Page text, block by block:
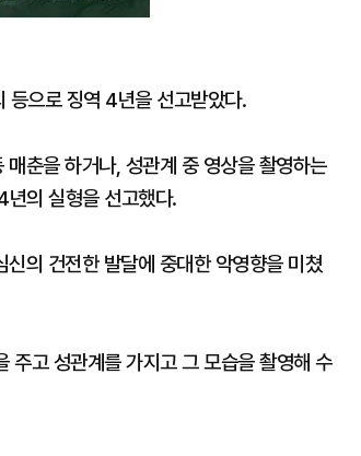
등으로 징역 4년을 선고받았다.
춘을 하거나, 성관계 중 영상을 촬영하는
의 실형을 선고했다.
의 건전한 발달에 중대한 악영향을 미쳤
주고 성관계를 가지고 그 모습을 촬영해 수